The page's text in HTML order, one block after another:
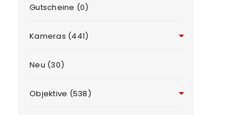
Gutscheine (0)
Kameras (441)
Neu (30)
Objektive (538)